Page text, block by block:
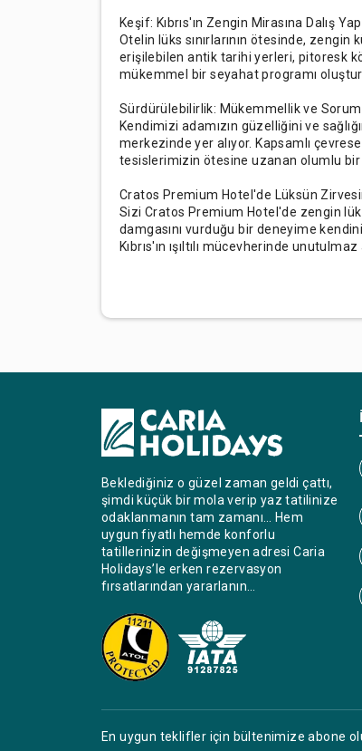
Keşif: Kıbrıs'ın Zengin Mirasına Dalış
Otelin lüks sınırlarının ötesinde,
erişilebilen antik tarihi yerleri, pitoresk
mükemmel bir seyahat programı
Sürdürülebilirlik: Mükemmellik ve
Kendimizi adamızın güzelliğini ve
merkezinde yer alıyor. Kapsamlı
tesislerimizin ötesine uzanan olumlu bir
Cratos Premium Hotel'de Lüksün
Sizi Cratos Premium Hotel'de zengin
damgasını vurduğu bir deneyime
Kıbrıs'ın ışıltılı mücevherinde
Beklediğiniz o güzel zaman geldi çattı,
şimdi küçük bir mola verip yaz tatilinize
odaklanmanın tam zamanı… Hem
uygun fiyatlı hemde konforlu
tatillerinizin değişmeyen adresi Caria
Holidays’le erken rezervasyon
fırsatlarından yararlanın…
En uygun teklifler için bültenimize abone